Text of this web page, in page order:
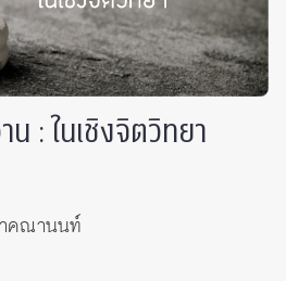
น : ในเชิงจิตวิทยา
คณานนท์